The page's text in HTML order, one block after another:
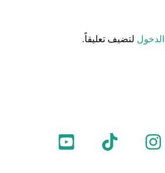
لتضيف تعليقاً.